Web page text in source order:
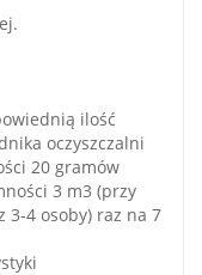
ilość
oczyszczalni
20 gramów
3 m3 (przy
3-4 osoby) raz na 7